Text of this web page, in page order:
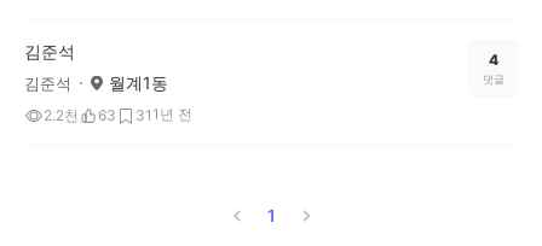
김준석
김준석 월계1동
2.2천 63 31 1년 전
4
댓글
1